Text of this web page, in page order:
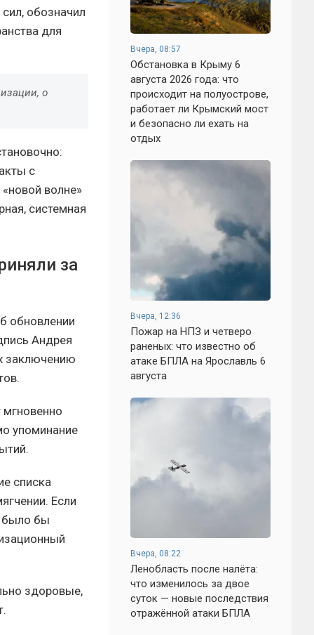
обозначил
для
о
с
волне»
системная
за
обновлении
Андрея
заключению
мгновенно
упоминание
списка
Если
было бы
здоровые,
Вчера, 08:57
Обстановка в Крыму 6
августа 2026 года: что
происходит на полуострове,
работает ли Крымский мост
и безопасно ли ехать на
отдых
Вчера, 12:36
Пожар на НПЗ и четверо
раненых: что известно об
атаке БПЛА на Ярославль 6
августа
Вчера, 08:22
Ленобласть после налёта:
что изменилось за двое
суток — новые последствия
отражённой атаки БПЛА